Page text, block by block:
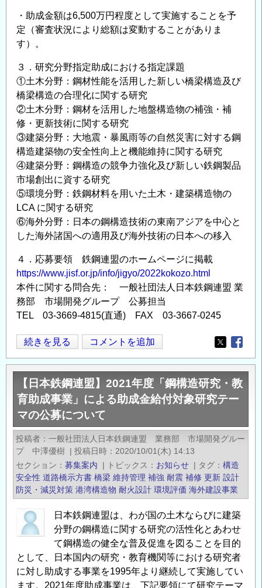
の
公
募
つ
い
て
の
・助成金額は6,500万円程度として実施することを予
定（審査状況により総額は変動することがありま
す）。
３．研究分野指定助成における指定課題
①土木分野：鋼材性能を活用した新しい橋梁構造及び
橋梁構造の合理化に関する研究
②土木分野：鋼材を活用した地盤構造物の補強・補
修・更新技術に関する研究
③建築分野：大地震・暴風雨等の自然災害に対する鋼
構造建築物の安全性向上と機能維持に関する研究
④建築分野：鋼構造の競争力強化及び新しい鉄鋼製品
市場創出に資する研究
⑤環境分野：鉄鋼材料を用いた土木・建築構造物の
LCA に関する研究
⑥海外分野：日本の鋼構造技術の東南アジアを中心と
した海外諸国への適用及び海外技術の日本への移入
４．応募要領 鉄鋼連盟のホームページに掲載
https://www.jisf.or.jp/info/jigyo/2022kokozo.html
本件に関する問合先： 一般社団法人日本鉄鋼連盟 業
務部 市場開発グループ 公募担当
TEL 03-3669-4815(直通) FAX 03-3667-0245
【日
本
鉄
鋼
連
盟】
2022
年
「鋼
構
研
究・
育
助
続きを見る コメントを追加
Opens in
【日本鉄鋼連盟】2021年度「鋼構造研究・教
育助成事業」による助成金給付対象研究テー
マの公募について
投稿者
一般社団法人日本鉄鋼連盟 業務部 市場開発グルー
プ 中澤優樹 | 投稿日時
2020/10/01(木) 14:13
セクション
募集案内 | トピックス お知らせ | タグ
構造
安全性 道路橋示方書 橋梁 維持管理 補強 耐震 補修 更新 設計
防災・減災対策 港湾構造物 耐火設計 環境評価 海外建設事業
日本鉄鋼連盟は、わが国の土木ならびに建築
分野の鋼構造に関する研究の活性化とあわせ
て鋼構造の健全な普及促進を図ることを目的
として、日本国内の研究・教育機関等における研究者
に対し助成する事業を1995年より継続して実施してい
ます。2021年度助成事業は、下記要領にて研究テーマ